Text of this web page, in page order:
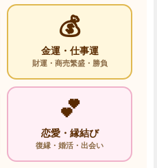
💰
金運・仕事運
財運・商売繁盛・勝負
💕
恋愛・縁結び
復縁・婚活・出会い